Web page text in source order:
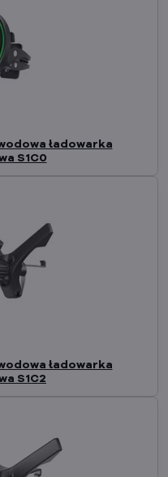
ładowarka
S1C0
ładowarka
S1C2